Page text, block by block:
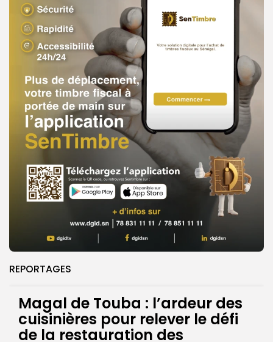
REPORTAGES
Magal de Touba : l’ardeur des
cuisinières pour relever le défi
de la restauration des